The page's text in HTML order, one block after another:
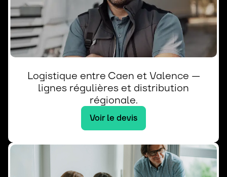
Logistique entre Caen et Valence —
lignes régulières et distribution
régionale.
Voir le devis